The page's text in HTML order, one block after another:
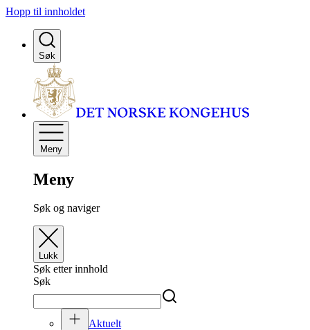
Hopp til innholdet
Søk
Meny
Meny
Søk og naviger
Lukk
Søk etter innhold
Søk
Aktuelt